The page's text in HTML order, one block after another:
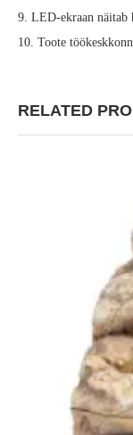
9. LED-ekraan näitab
10. Toote
RELATED